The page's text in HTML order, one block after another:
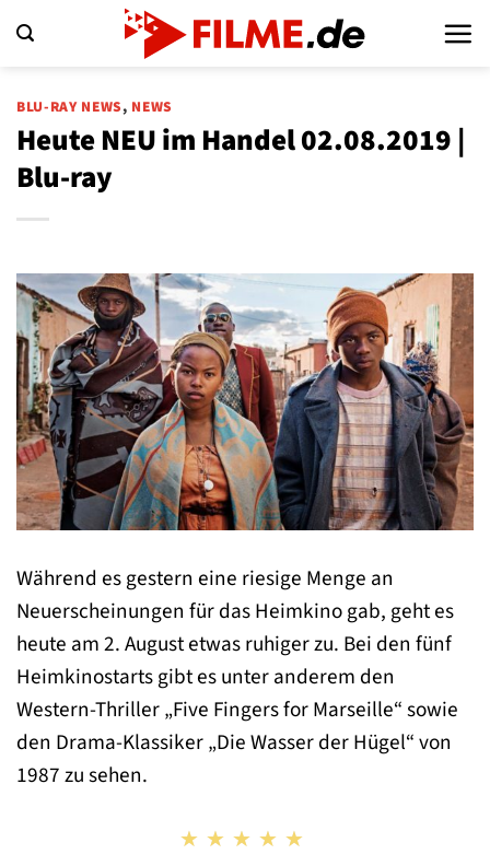
Inhalt
BLU-RAY NEWS, NEWS
Heute NEU im Handel 02.08.2019 |
Blu-ray
Während es gestern eine riesige Menge an
Neuerscheinungen für das Heimkino gab, geht es
heute am 2. August etwas ruhiger zu. Bei den fünf
Heimkinostarts gibt es unter anderem den
Western-Thriller „Five Fingers for Marseille“ sowie
den Drama-Klassiker „Die Wasser der Hügel“ von
1987 zu sehen.
★★★★★
★★★★★